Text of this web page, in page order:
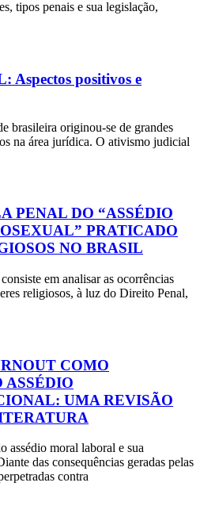
tipos penais e sua legislação,
positivos e
brasileira originou-se de grandes
na área jurídica. O ativismo judicial
PENAL DO “ASSÉDIO
PRATICADO
NO BRASIL
em analisar as ocorrências
religiosos, à luz do Direito Penal,
COMO
ASSÉDIO
UMA REVISÃO
assédio moral laboral e sua
das consequências geradas pelas
contra